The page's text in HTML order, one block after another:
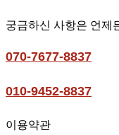
궁금하신 사항은 언제
070-7677-8837
010-9452-8837
이용약관